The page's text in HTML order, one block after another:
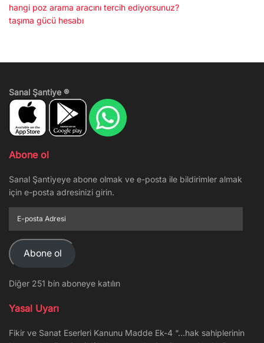
hangi poz arama aracını tercih ediyorsunuz?
taşıma gücü hesabı
Sanal Şantiye ®
Abone ol
Sanal Şantiyeye abone olmak ve e-posta ile bildirimler almak
için e-posta adresinizi girin.
posta
Adresi
Abone ol
Diğer 251 bin aboneye katılın
Yasal Uyarı
Fikir ve Sanat Eserleri Kanunu Madde Ek-4 “…hak sahiplerinin